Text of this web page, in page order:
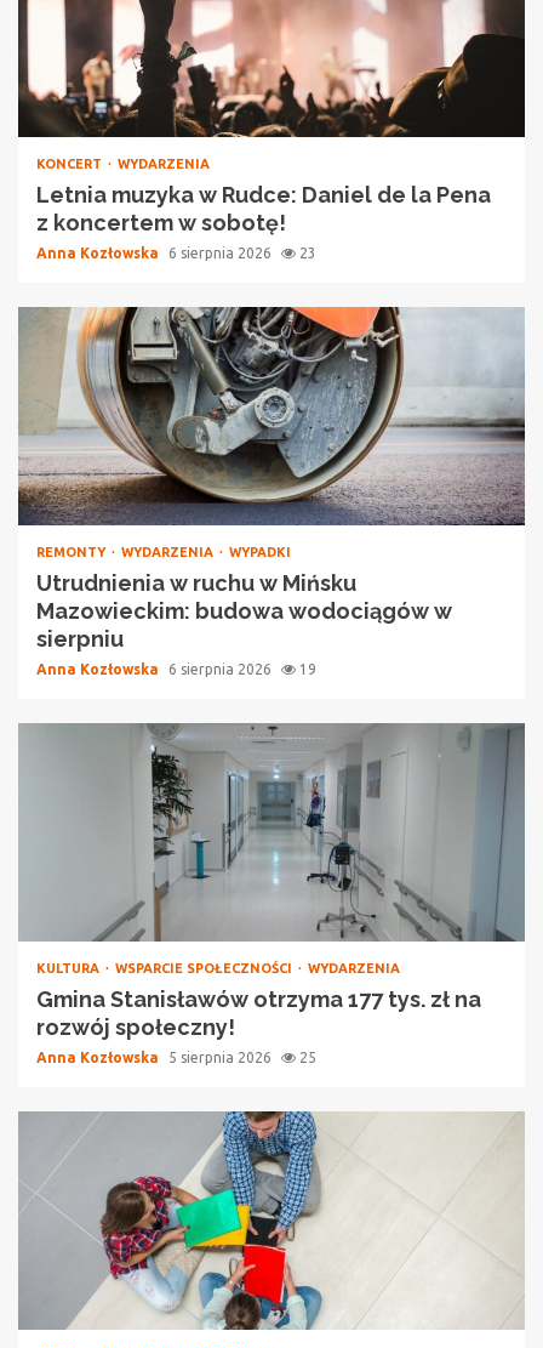
KONCERT WYDARZENIA
Letnia muzyka w Rudce: Daniel de la Pena
z koncertem w sobotę!
Anna Kozłowska 6 sierpnia 2026 23
REMONTY WYDARZENIA WYPADKI
Utrudnienia w ruchu w Mińsku
Mazowieckim: budowa wodociągów w
sierpniu
Anna Kozłowska 6 sierpnia 2026 19
KULTURA WSPARCIE SPOŁECZNOŚCI WYDARZENIA
Gmina Stanisławów otrzyma 177 tys. zł na
rozwój społeczny!
Anna Kozłowska 5 sierpnia 2026 25